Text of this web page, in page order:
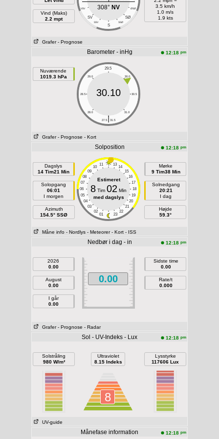
Vind (Maks)
2.2 mpt
VSV ØSØ
SV SØ
SSV SSØ
S
308° NV
3.5 km/h
1.0 m/s
1.9 kts
Grafer - Prognose
Barometer - inHg 12:18 pm
Nuværende
1019.3 hPa
29.5
29.0 30.0
28.5 30.5
28.0 31.0
|
27.5 31.5
30.10
Grafer - Prognose - Kort
Solposition 12:18 pm
Dagslys
14 Tim21 Min
Solopgang
06:01
I morgen
Azimuth
154.5° SSØ
11 13
10
14
09
15
08
16
07
17
06
18
05
19
04
20
03
21
02
22
01 23
Estimeret
8 Tim 02 Min
med dagslys
Mørke
9 Tim38 Min
Solnedgang
20:21
I dag
Højde
59.3°
Måne info - Nordlys - Meteorer - Kort - ISS
Nedbør i dag - in 12:18 pm
2026
0.00
August
0.00
I går
0.00
0.00
Sidste time
0.00
Rate/t
0.000
Grafer - Prognose - Radar
Sol - UV-Indeks - Lux 12:18 pm
Solstråling
980 W/m²
Ultraviolet
8.15 Indeks
8
Lysstyrke
117606 Lux
UV-guide
Månefase information 12:18 pm